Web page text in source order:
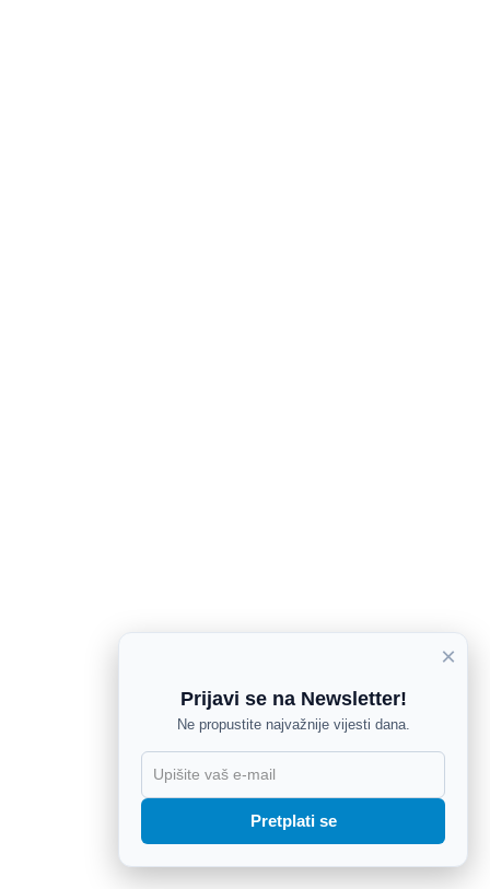
×
Prijavi se na Newsletter!
Ne propustite najvažnije vijesti dana.
Pretplati se